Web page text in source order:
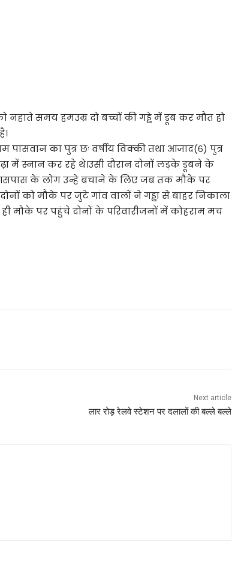
नहाते समय हमउम्र दो बच्चों की गड्ढे में डूब कर मौत हो
का पुत्र छः वर्षीय विक्की तथा आजाद(६) पुत्र
में स्नान कर रहे थे।उसी दौरान दोनों लड़के डूबने के
के लोग उन्हे बचाने के लिए जब तक मौके पर
को मौके पर जुटे गांव वालों ने गड्ढा से बाहर निकाला
मौके पर पहुंचे दोनों के परिवारीजनों में कोहराम मच
Next article
लार रोड़ रेलवे स्टेशन पर दलालों की बल्ले बल्ले